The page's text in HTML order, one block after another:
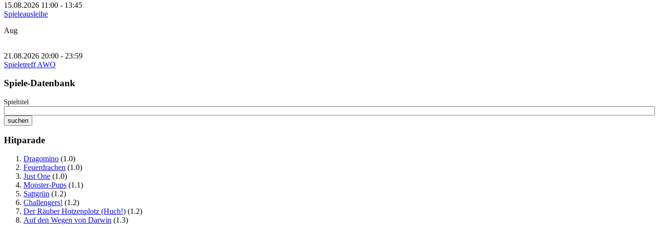
15.08.2026 11:00 - 13:45
Spieleausleihe
Aug
21
21.08.2026 20:00 - 23:59
Spieletreff AWO
Spiele-Datenbank
Spieltitel
Hitparade
Dragomino (1.0)
Feuerdrachen (1.0)
Just One (1.0)
Monster-Pups (1.1)
Sattgrün (1.2)
Challengers! (1.2)
Der Räuber Hotzenplotz (Huch!) (1.2)
Auf den Wegen von Darwin (1.3)